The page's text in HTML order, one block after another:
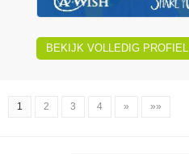
BEKIJK VOLLEDIG PROFIEL
1 2 3 4 » »»